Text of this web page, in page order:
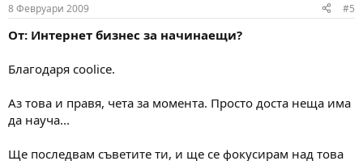
8 Февруари 2009 #5
От: Интернет бизнес за начинаещи?
Благодаря coolice.
Аз това и правя, чета за момента. Просто доста неща има
да науча...
Ще последвам съветите ти, и ще се фокусирам над това